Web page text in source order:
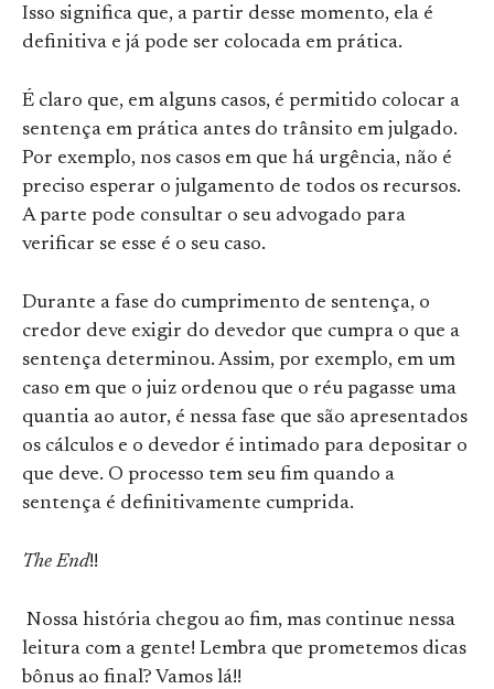
Isso significa que, a partir desse momento, ela é
definitiva e já pode ser colocada em prática.
É claro que, em alguns casos, é permitido colocar a
sentença em prática antes do trânsito em julgado.
Por exemplo, nos casos em que há urgência, não é
preciso esperar o julgamento de todos os recursos.
A parte pode consultar o seu advogado para
verificar se esse é o seu caso.
Durante a fase do cumprimento de sentença, o
credor deve exigir do devedor que cumpra o que a
sentença determinou. Assim, por exemplo, em um
caso em que o juiz ordenou que o réu pagasse uma
quantia ao autor, é nessa fase que são apresentados
os cálculos e o devedor é intimado para depositar o
que deve. O processo tem seu fim quando a
sentença é definitivamente cumprida.
The End!!
Nossa história chegou ao fim, mas continue nessa
leitura com a gente! Lembra que prometemos dicas
bônus ao final? Vamos lá!!